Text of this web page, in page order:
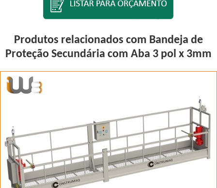
Produtos relacionados com Bandeja de
Proteção Secundária com Aba 3 pol x 3mm